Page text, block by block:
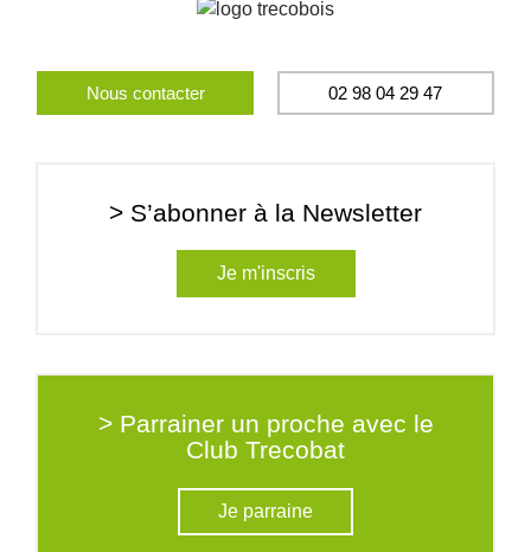
Nous contacter 02 98 04 29 47
> S’abonner à la Newsletter
Je m'inscris
> Parrainer un proche avec le
Club Trecobat
Je parraine